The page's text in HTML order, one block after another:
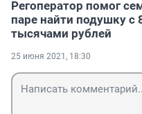
Регоператор помог
паре найти подушку с
тысячами рублей
25 июня 2021, 18:30